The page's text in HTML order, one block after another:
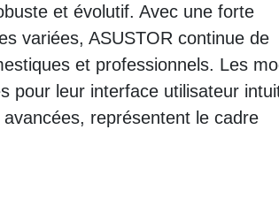
et évolutif. Avec une forte
variées, ASUSTOR continue de
et professionnels. Les
pour leur interface utilisateur
représentent le cadre